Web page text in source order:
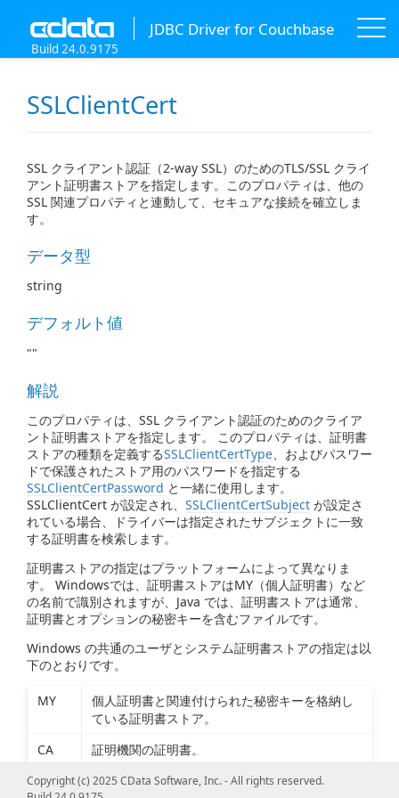
JDBC Driver for Couchbase
Build 24.0.9175
SSLClientCert
SSL クライアント認証（2-way SSL）のためのTLS/SSL クライ
アント証明書ストアを指定します。このプロパティは、他の
SSL 関連プロパティと連動して、セキュアな接続を確立しま
す。
データ型
string
デフォルト値
""
解説
このプロパティは、SSL クライアント認証のためのクライア
ント証明書ストアを指定します。 このプロパティは、証明書
ストアの種類を定義するSSLClientCertType、およびパスワー
ドで保護されたストア用のパスワードを指定する
SSLClientCertPassword と一緒に使用します。
SSLClientCert が設定され、 SSLClientCertSubject が設定さ
れている場合、ドライバーは指定されたサブジェクトに一致
する証明書を検索します。
証明書ストアの指定はプラットフォームによって異なりま
す。 Windowsでは、証明書ストアはMY（個人証明書）など
の名前で識別されますが、Java では、証明書ストアは通常、
証明書とオプションの秘密キーを含むファイルです。
Windows の共通のユーザとシステム証明書ストアの指定は以
下のとおりです。
MY
個人証明書と関連付けられた秘密キーを格納し
ている証明書ストア。
CA
証明機関の証明書。
ROOT
ルート証明書。
Copyright (c) 2025 CData Software, Inc. - All rights reserved.